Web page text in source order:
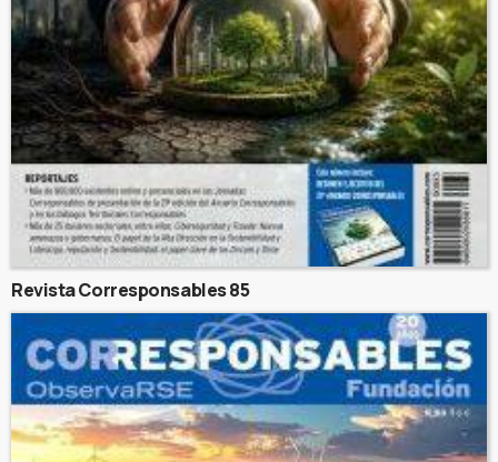
Revista Corresponsables 85